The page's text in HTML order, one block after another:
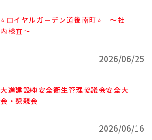
⭐ロイヤルガーデン道後南町⭐ ～社
内検査～
2026/06/25
大進建設㈱安全衛生管理協議会安全大
会・懇親会
2026/06/16